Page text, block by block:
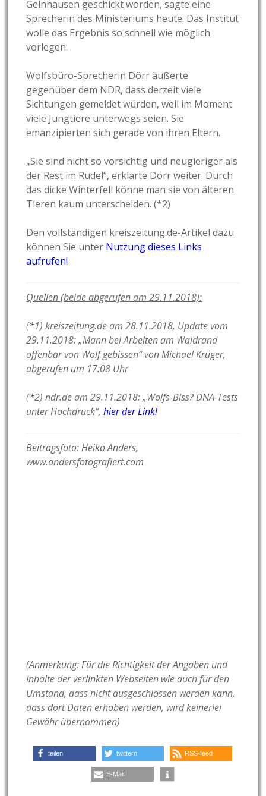
Gelnhausen geschickt worden, sagte eine
Sprecherin des Ministeriums heute. Das Institut
wolle das Ergebnis so schnell wie möglich
vorlegen.
Wolfsbüro-Sprecherin Dörr äußerte
gegenüber dem NDR, dass derzeit viele
Sichtungen gemeldet würden, weil im Moment
viele Jungtiere unterwegs seien. Sie
emanzipierten sich gerade von ihren Eltern.
„Sie sind nicht so vorsichtig und neugieriger als
der Rest im Rudel“, erklärte Dörr weiter. Durch
das dicke Winterfell könne man sie von älteren
Tieren kaum unterscheiden. (*2)
Den vollständigen kreiszeitung.de-Artikel dazu
können Sie unter Nutzung dieses Links
aufrufen!
Quellen (beide abgerufen am 29.11.2018):
(*1) kreiszeitung.de am 28.11.2018, Update vom
29.11.2018: „Mann bei Arbeiten am Waldrand
offenbar von Wolf gebissen“ von Michael Krüger,
abgerufen um 17:08 Uhr
(*2) ndr.de am 29.11.2018: „Wolfs-Biss? DNA-Tests
unter Hochdruck“,hier der Link!
Beitragsfoto: Heiko Anders,
www.andersfotografiert.com
(Anmerkung: Für die Richtigkeit der Angaben und
Inhalte der verlinkten Webseiten wie auch für den
Umstand, dass nicht ausgeschlossen werden kann,
dass dort Daten erhoben werden, wird keinerlei
Gewähr übernommen)
teilen twittern RSS-feed
E-Mail